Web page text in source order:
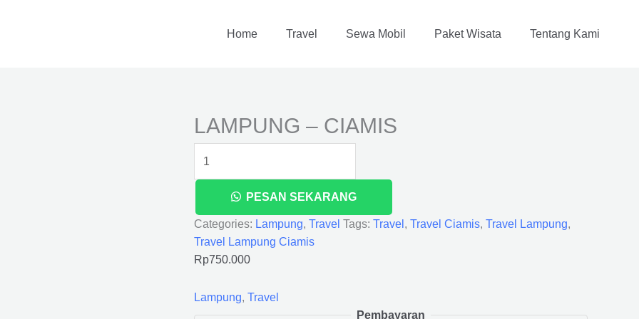
Home Travel Sewa Mobil Paket Wisata Tentang Kami
LAMPUNG – CIAMIS
PESAN SEKARANG
Categories: Lampung, Travel Tags: Travel , Travel Ciamis, Travel Lampung,
Travel Lampung Ciamis
Rp750.000
Lampung, Travel
Pembayaran